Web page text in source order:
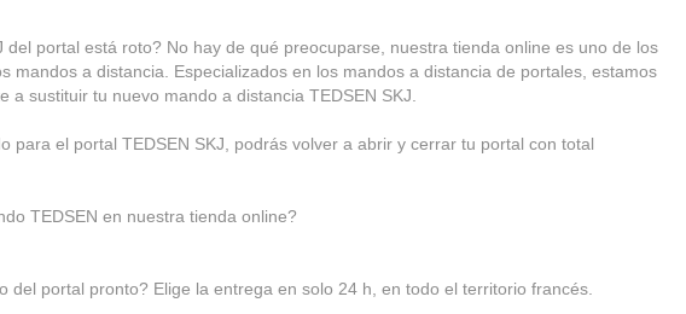
del portal está roto? No hay de qué preocuparse, nuestra tienda online es uno de los
mandos a distancia. Especializados en los mandos a distancia de portales, estamos
a sustituir tu nuevo mando a distancia TEDSEN SKJ.
para el portal TEDSEN SKJ, podrás volver a abrir y cerrar tu portal con total
TEDSEN en nuestra tienda online?
del portal pronto? Elige la entrega en solo 24 h, en todo el territorio francés.